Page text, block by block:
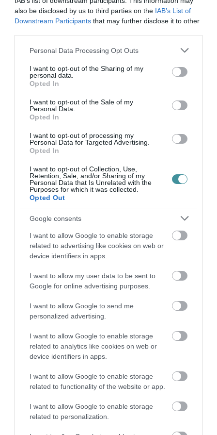
also be disclosed by us to third parties on the IAB’s List of
Downstream Participants that may further disclose it to other
Please note that this website/app uses one or more Google
not limited to your visit or usage behaviour. You may click to
grant or deny consent to Google and its third-party tags to
use your data for below specified purposes in below Google
consent section.
Personal Data Processing Opt Outs
I want to opt-out of the Sharing of my
personal data.
Opted In
I want to opt-out of the Sale of my
Personal Data.
Opted In
I want to opt-out of processing my
Personal Data for Targeted Advertising.
Opted In
I want to opt-out of Collection, Use,
Retention, Sale, and/or Sharing of my
Personal Data that Is Unrelated with the
Purposes for which it was collected.
Opted Out
Google consents
I want to allow Google to enable storage
related to advertising like cookies on web or
device identifiers in apps.
I want to allow my user data to be sent to
Google for online advertising purposes.
I want to allow Google to send me
personalized advertising.
I want to allow Google to enable storage
related to analytics like cookies on web or
device identifiers in apps.
I want to allow Google to enable storage
related to functionality of the website or app.
I want to allow Google to enable storage
related to personalization.
MI KERÜL A LENKEY-HÁZBAN 500 MILLIÓ FORINTBA? - VIDEÓ
Na ezt nem tudhatják meg az egriek, mert senki, főleg az ún.
ennyibe a Lenkey-ház felújítása.
TOVÁBB A CIKKHEZ
Ne maradjon le a legfrissebb hírekről, kövessen
bennünket az EGRI ÜGYEK Google Hírek oldalán!
VISSZA A FŐOLDALRA
Legfrissebb híreink
AZ ENDODONCIÁBAN
2026. augusztus 09 Promóció
BELVÁROSÁBAN: ÜZLETEK KIRAKATA...
2026. augusztus 09|Riasztó